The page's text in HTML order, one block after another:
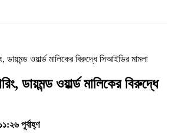
ডায়মন্ড ওয়ার্ল্ড মালিকের বিরুদ্ধে সিআইডির মামলা
ডায়মন্ড ওয়ার্ল্ড মালিকের বিরুদ্ধে
পূর্বাহ্ণ